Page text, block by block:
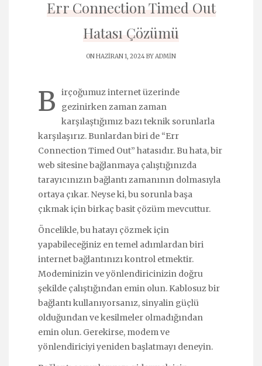
Err Connection Timed Out
Hatası Çözümü
ON HAZIRAN 1, 2024 BYADMIN
B
irçoğumuz internet üzerinde
gezinirken zaman zaman
karşılaştığımız bazı teknik sorunlarla
karşılaşırız. Bunlardan biri de “Err
Connection Timed Out” hatasıdır. Bu hata, bir
web sitesine bağlanmaya çalıştığınızda
tarayıcınızın bağlantı zamanının dolmasıyla
ortaya çıkar. Neyse ki, bu sorunla başa
çıkmak için birkaç basit çözüm mevcuttur.
Öncelikle, bu hatayı çözmek için
yapabileceğiniz en temel adımlardan biri
internet bağlantınızı kontrol etmektir.
Modeminizin ve yönlendiricinizin doğru
şekilde çalıştığından emin olun. Kablosuz bir
bağlantı kullanıyorsanız, sinyalin güçlü
olduğundan ve kesilmeler olmadığından
emin olun. Gerekirse, modem ve
yönlendiriciyi yeniden başlatmayı deneyin.